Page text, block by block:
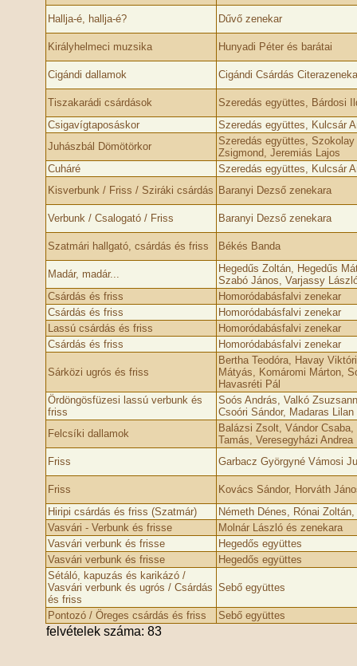
Hallja-é, hallja-é? Dűvő zenekar
Királyhelmeci muzsika Hunyadi Péter és barátai
Cigándi dallamok Cigándi Csárdás
Tiszakarádi csárdások
Szeredás együttes, Bárdosi
Csigavígtaposáskor
Szeredás együttes, Kulcsár
Juhászbál Dömötörkor
Szeredás együttes,
Zsigmond, Jeremiás Lajos
Cuháré
Szeredás együttes, Kulcsár
Kisverbunk / Friss / Sziráki csárdás Baranyi Dezső zenekara
Verbunk / Csalogató / Friss Baranyi Dezső zenekara
Szatmári hallgató, csárdás és friss Békés Banda
Madár, madár...
Hegedűs Zoltán, Hegedűs
Szabó János, Varjassy
Csárdás és friss
Homoródabásfalvi zenekar
Csárdás és friss
Homoródabásfalvi zenekar
Lassú csárdás és friss
Homoródabásfalvi zenekar
Csárdás és friss
Homoródabásfalvi zenekar
Sárközi ugrós és friss
Bertha Teodóra, Havay
Mátyás, Komáromi Márton,
Havasréti Pál
Ördöngösfüzesi lassú verbunk és
friss
Soós András, Valkó
Csoóri Sándor, Madaras Lilan
Felcsíki dallamok
Balázsi Zsolt, Vándor
Tamás, Veresegyházi Andrea
Friss
Garbacz Györgyné Vámosi
Friss
Kovács Sándor, Horváth
Hiripi csárdás és friss (Szatmár)
Németh Dénes, Rónai
Vasvári - Verbunk és frisse
Molnár László és zenekara
Vasvári verbunk és frisse
Hegedős együttes
Vasvári verbunk és frisse
Hegedős együttes
Sétáló, kapuzás és karikázó /
Vasvári verbunk és ugrós / Csárdás
és friss
Sebő együttes
Pontozó / Öreges csárdás és friss Sebő együttes
felvételek száma: 83